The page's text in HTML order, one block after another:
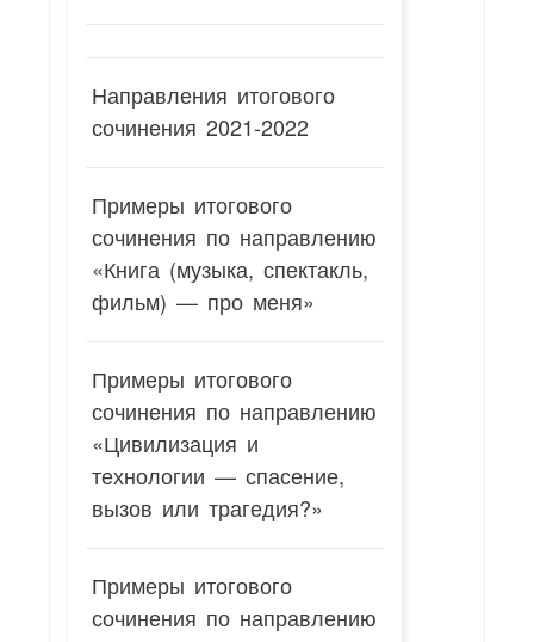
Направления итогового
сочинения 2021-2022
Примеры итогового
сочинения по направлению
«Книга (музыка, спектакль,
фильм) — про меня»
Примеры итогового
сочинения по направлению
«Цивилизация и
технологии — спасение,
вызов или трагедия?»
Примеры итогового
сочинения по направлению